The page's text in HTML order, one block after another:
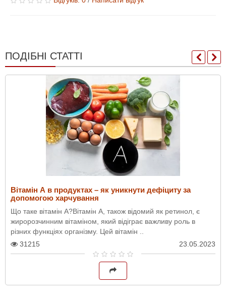
ПОДІБНІ СТАТТІ
Вітамін А в продуктах – як уникнути дефіциту за
допомогою харчування
Що таке вітамін А?Вітамін А, також відомий як ретинол, є
жиророзчинним вітаміном, який відіграє важливу роль в
різних функціях організму. Цей вітамін ..
31215
23.05.2023